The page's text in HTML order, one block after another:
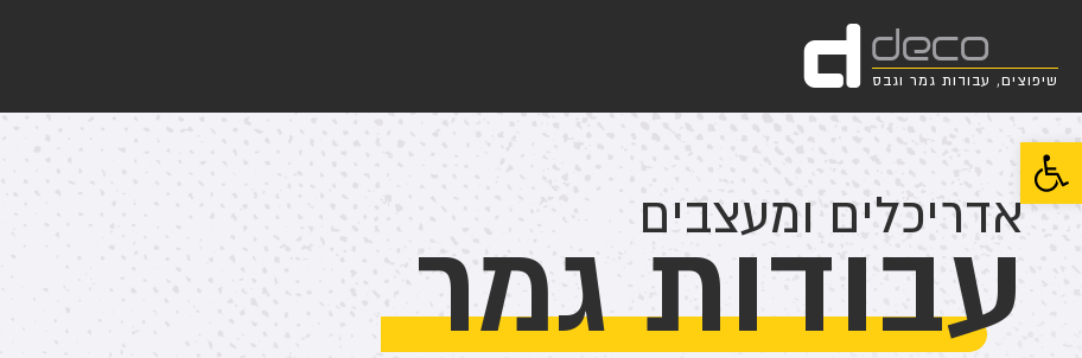
פתח סרגל נגישות
deco
d שיפוצים, עבודות גמר וגבס
אדריכלים ומעצבים
עבודות גמר